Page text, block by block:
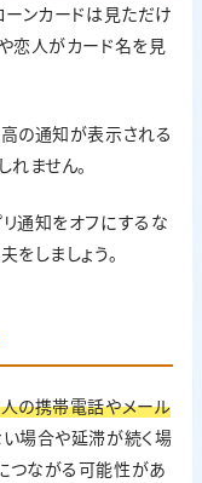
ーンカードは見ただけ
恋人がカード名を見
の通知が表示される
れません。
通知をオフにするな
しましょう。
の携帯電話やメール
場合や延滞が続く場
つながる可能性があ